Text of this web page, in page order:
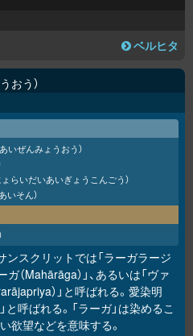
ベルヒタ
おう
あいぜんみょうおう）
ょらいだいあいぎょうこんごう）
いそん）
ンスクリットでは「ラーガラージ
ガ（Mahārāga）」、あるいは「ヴァ
）」と呼ばれる。愛染明
と呼ばれる。「ラーガ」は染めるこ
欲望などを意味する。